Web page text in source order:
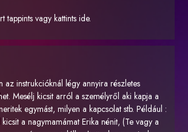
tappints vagy kattints ide.
az instrukcióknál légy annyira részletes
Mesélj kicsit arról a személyről aki kapja a
egymást, milyen a kapcsolat stb. Például :
a nagymamámat Erika nénit, (Te vagy a